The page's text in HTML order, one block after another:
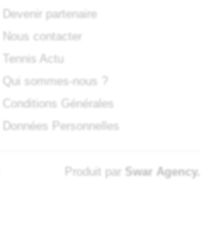
Devenir partenaire
Nous contacter
Tennis Actu
Qui sommes-nous ?
Conditions Générales
Données Personnelles
Produit par Swar Agency.